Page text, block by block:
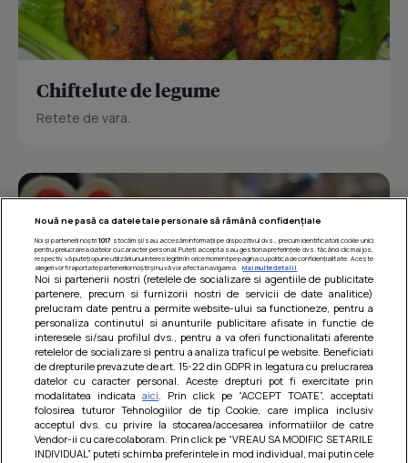
Chiftelute de legume
Retete de vara.
Barcute din vinete cu arpagic rosu
Un deliciu usor de preparat!
Nouă ne pasă ca datele tale personale să rămână confidențiale
Noi și partenerii noștri 1017 stocăm și/sau accesăm informații pe dispozitivul dvs., precum identificatorii cookie unici
pentru prelucrarea datelor cu caracter personal. Puteți accepta sau gestiona preferințele dvs. făcând clic mai jos,
respectiv vă puteți opune utilizării unui interes legitim în orice moment pe pagina cu politica de confidențialitate. Aceste
alegeri vor fi raportate partenerilor noștri și nu vă vor afecta navigarea.
Mai multe detalii
Noi si partenerii nostri (retelele de socializare si agentiile de publicitate
partenere, precum si furnizorii nostri de servicii de date analitice)
prelucram date pentru a permite website-ului sa functioneze, pentru a
personaliza continutul si anunturile publicitare afisate in functie de
interesele si/sau profilul dvs., pentru a va oferi functionalitati aferente
retelelor de socializare si pentru a analiza traficul pe website. Beneficiati
de drepturile prevazute de art. 15-22 din GDPR in legatura cu prelucrarea
datelor cu caracter personal. Aceste drepturi pot fi exercitate prin
modalitatea indicataaici . Prin click pe “ACCEPT TOATE”, acceptati
folosirea tuturor Tehnologiilor de tip Cookie, care implica inclusiv
acceptul dvs. cu privire la stocarea/accesarea informatiilor de catre
Vendor-ii cu care colaboram. Prin click pe “VREAU SA MODIFIC SETARILE
INDIVIDUAL” puteti schimba preferintele in mod individual, mai putin cele